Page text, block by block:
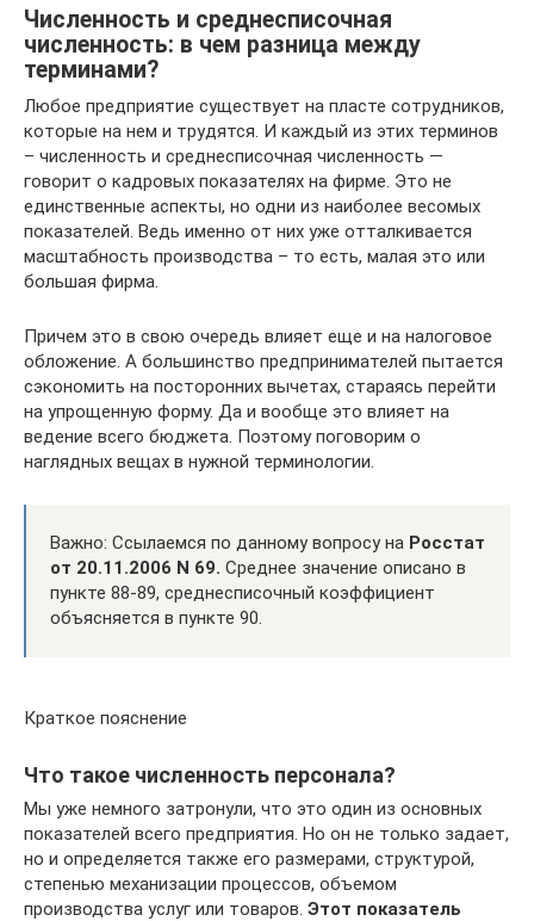
Численность и среднесписочная
численность: в чем разница между
терминами?
Любое предприятие существует на пласте сотрудников,
которые на нем и трудятся. И каждый из этих терминов
– численность и среднесписочная численность —
говорит о кадровых показателях на фирме. Это не
единственные аспекты, но одни из наиболее весомых
показателей. Ведь именно от них уже отталкивается
масштабность производства – то есть, малая это или
большая фирма.
Причем это в свою очередь влияет еще и на налоговое
обложение. А большинство предпринимателей пытается
сэкономить на посторонних вычетах, стараясь перейти
на упрощенную форму. Да и вообще это влияет на
ведение всего бюджета. Поэтому поговорим о
наглядных вещах в нужной терминологии.
Важно: Ссылаемся по данному вопросу на Росстат
от 20.11.2006 N 69. Среднее значение описано в
пункте 88-89, среднесписочный коэффициент
объясняется в пункте 90.
Краткое пояснение
Что такое численность персонала?
Мы уже немного затронули, что это один из основных
показателей всего предприятия. Но он не только задает,
но и определяется также его размерами, структурой,
степенью механизации процессов, объемом
производства услуг или товаров. Этот показатель